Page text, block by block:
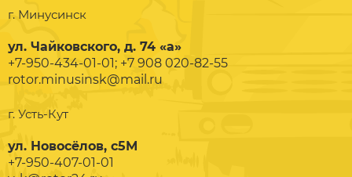
г. Минусинск
ул. Чайковского, д. 74 «а»
+7-950-434-01-01; +7 908 020-82-55
rotor.minusinsk@mail.ru
г. Усть-Кут
ул. Новосёлов, с5М
+7-950-407-01-01